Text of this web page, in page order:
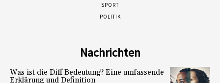
SPORT
POLITIK
Nachrichten
Was ist die Diff Bedeutung? Eine umfassende
Erklärung und Definition